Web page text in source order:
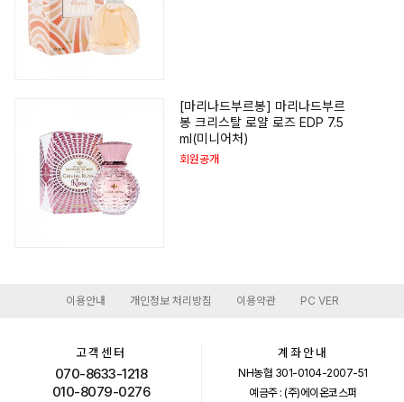
[마리나드부르봉] 마리나드부르
봉 크리스탈 로얄 로즈 EDP 7.5
ml(미니어처)
회원공개
이용안내 개인정보 처리방침 이용약관 PC VER
고객센터
070-8633-1218
010-8079-0276
계좌안내
NH농협 301-0104-2007-51
예금주 : (주)에이온코스퍼